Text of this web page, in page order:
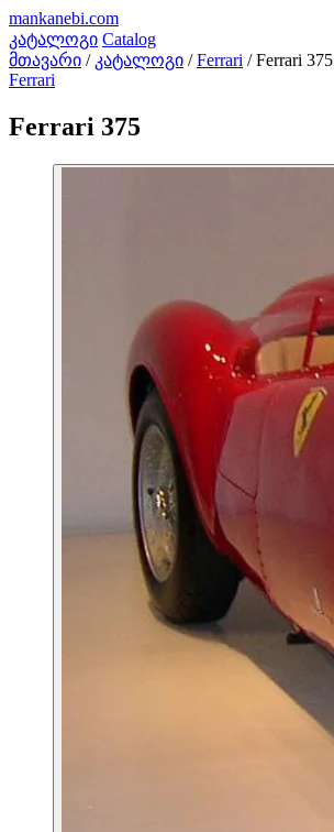
mankanebi.com
კატალოგი Catalog
მთავარი / კატალოგი / Ferrari / Ferrari 375
Ferrari
Ferrari 375